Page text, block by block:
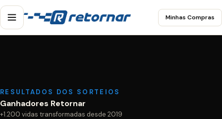
Minhas Compras
RESULTADOS DOS SORTEIOS
Ganhadores Retornar
+1.200 vidas transformadas desde 2019